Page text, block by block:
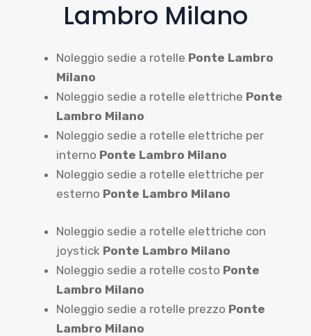
Lambro Milano
Noleggio sedie a rotelle Ponte Lambro
Milano
Noleggio sedie a rotelle elettriche Ponte
Lambro Milano
Noleggio sedie a rotelle elettriche per
interno Ponte Lambro Milano
Noleggio sedie a rotelle elettriche per
esterno Ponte Lambro Milano
Noleggio sedie a rotelle elettriche con
joystick Ponte Lambro Milano
Noleggio sedie a rotelle costo Ponte
Lambro Milano
Noleggio sedie a rotelle prezzo Ponte
Lambro Milano